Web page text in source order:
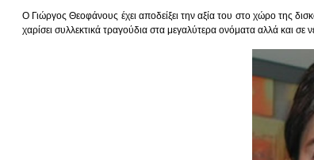
Ο Γιώργος Θεοφάνους έχει αποδείξει την αξία του στο χώρο της
χαρίσει συλλεκτικά τραγούδια στα μεγαλύτερα ονόματα αλλά και σε